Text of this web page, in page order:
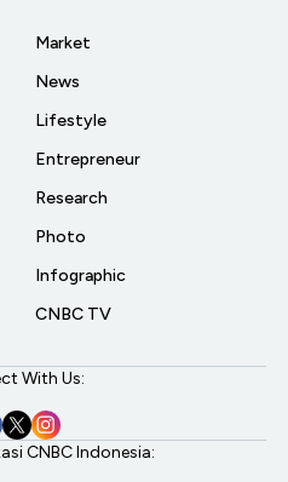
Market
News
Lifestyle
Entrepreneur
Research
Photo
Infographic
CNBC TV
With Us:
CNBC Indonesia: